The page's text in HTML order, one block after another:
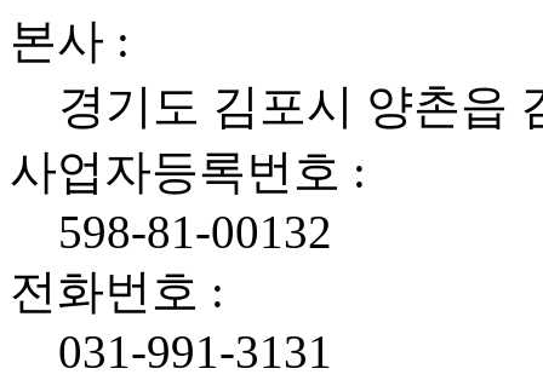
본사 :
경기도 김포시 양촌읍
사업자등록번호 :
598-81-00132
전화번호 :
031-991-3131